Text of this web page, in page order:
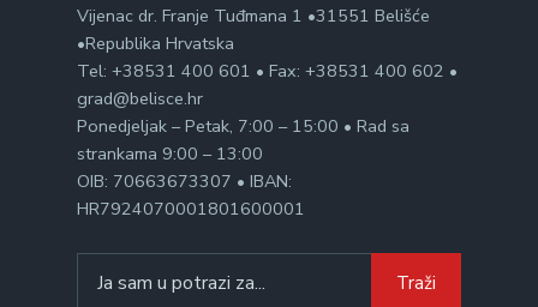
Vijenac dr. Franje Tuđmana 1 •31551 Belišće
•Republika Hrvatska
Tel: +38531 400 601 • Fax: +38531 400 602 •
grad@belisce.hr
Ponedjeljak – Petak, 7:00 – 15:00 • Rad sa
strankama 9:00 – 13:00
OIB: 70663673307 • IBAN:
HR7924070001801600001
for:
Traži